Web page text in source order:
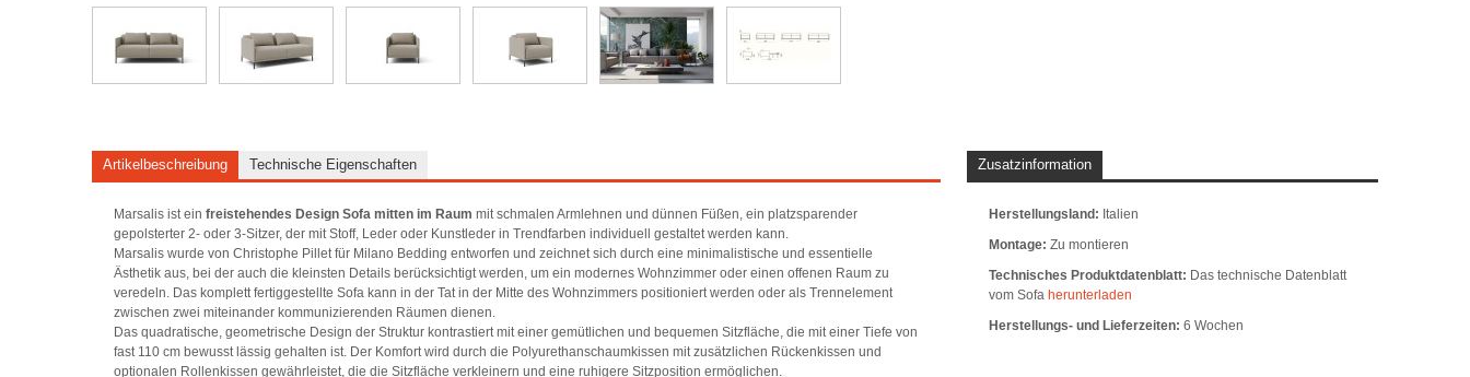
Artikelbeschreibung Technische Eigenschaften
Marsalis ist einfreistehendes Design Sofa mitten im Raum mit schmalen Armlehnen und dünnen Füßen, ein platzsparender
gepolsterter 2- oder 3-Sitzer, der mit Stoff, Leder oder Kunstleder in Trendfarben individuell gestaltet werden kann.
Marsalis wurde von Christophe Pillet für Milano Bedding entworfen und zeichnet sich durch eine minimalistische und essentielle
Ästhetik aus, bei der auch die kleinsten Details berücksichtigt werden, um ein modernes Wohnzimmer oder einen offenen Raum zu
veredeln. Das komplett fertiggestellte Sofa kann in der Tat in der Mitte des Wohnzimmers positioniert werden oder als Trennelement
zwischen zwei miteinander kommunizierenden Räumen dienen.
Das quadratische, geometrische Design der Struktur kontrastiert mit einer gemütlichen und bequemen Sitzfläche, die mit einer Tiefe von
fast 110 cm bewusst lässig gehalten ist. Der Komfort wird durch die Polyurethanschaumkissen mit zusätzlichen Rückenkissen und
optionalen Rollenkissen gewährleistet, die die Sitzfläche verkleinern und eine ruhigere Sitzposition ermöglichen.
Zusatzinformation
Herstellungsland: Italien
Montage: Zu montieren
Technisches Produktdatenblatt: Das technische Datenblatt
vom Sofa herunterladen
Herstellungs- und Lieferzeiten: 6 Wochen